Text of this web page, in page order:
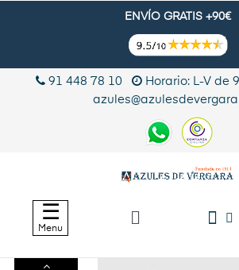
ENVÍO GRATIS +90€
91 448 78 10
Horario: L-V de
Navegación
de
palanca
☰
Menu